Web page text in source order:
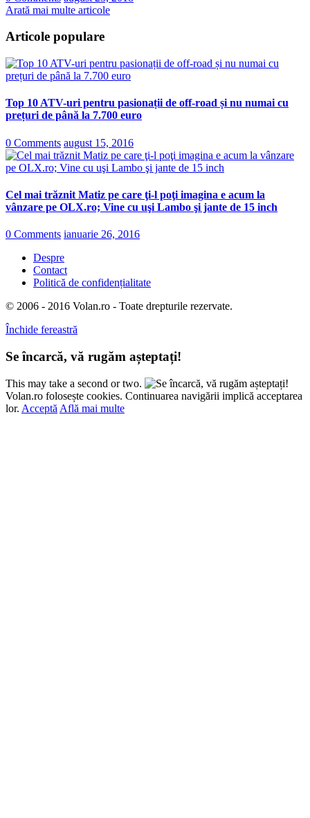
Arată mai multe articole
Articole populare
Top 10 ATV-uri pentru pasionații de off-road și nu numai cu
prețuri de până la 7.700 euro
0 Comments august 15, 2016
Cel mai trăznit Matiz pe care ţi-l poţi imagina e acum la
vânzare pe OLX.ro; Vine cu uşi Lambo şi jante de 15 inch
0 Comments ianuarie 26, 2016
Despre
Contact
Politică de confidențialitate
© 2006 - 2016 Volan.ro - Toate drepturile rezervate.
Închide fereastră
Se încarcă, vă rugăm așteptați!
This may take a second or two.
Volan.ro folosește cookies. Continuarea navigării implică acceptarea
lor. Acceptă Află mai multe